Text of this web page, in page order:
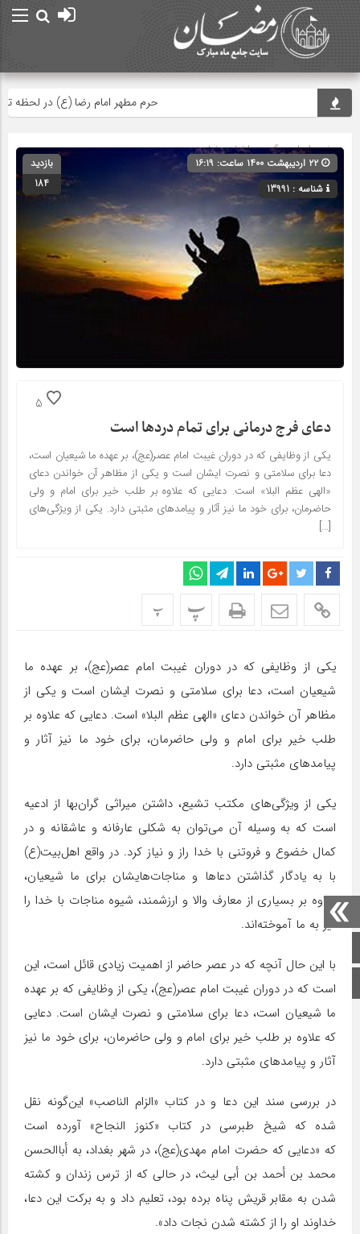
اینستاگرام
حرم مطهر امام رضا (ع) در لحظه
صفحه اصلی» گروه »اخبار رمضان
شناسه : 13991
بازدید
184
5
دعای فرج درمانی برای تمام دردها است
یکی از وظایفی که در دوران غیبت امام عصر(عج)، بر عهده ما شیعیان است،
دعا برای سلامتی و نصرت ایشان است و یکی از مظاهر آن خواندن دعای
«الهی عظم البلا» است. دعایی که علاوه بر طلب خیر برای امام و ولی
حاضرمان، برای خود ما نیز آثار و پیامدهای مثبتی دارد. یکی از ویژگی‌های
[…]
پ پ
یکی از وظایفی که در دوران غیبت امام عصر(عج)، بر عهده ما
شیعیان است، دعا برای سلامتی و نصرت ایشان است و یکی از
مظاهر آن خواندن دعای «الهی عظم البلا» است. دعایی که علاوه بر
طلب خیر برای امام و ولی حاضرمان، برای خود ما نیز آثار و
پیامدهای مثبتی دارد.
یکی از ویژگی‌های مکتب تشیع، داشتن میراثی گران‌بها از ادعیه
است که به وسیله آن می‌توان به شکلی عارفانه و عاشقانه و در
کمال خضوع و فروتنی با خدا راز و نیاز کرد. در واقع اهل‌بیت(ع)
با به یادگار گذاشتن دعاها و مناجات‌هایشان برای ما شیعیان،
علاوه بر بسیاری از معارف والا و ارزشمند، شیوه مناجات با خدا را
نیز به ما آموخته‌اند.
با این حال آنچه که در عصر حاضر از اهمیت زیادی قائل است، این
است که در دوران غیبت امام عصر(عج)، یکی از وظایفی که بر عهده
ما شیعیان است، دعا برای سلامتی و نصرت ایشان است. دعایی
که علاوه بر طلب خیر برای امام و ولی حاضرمان، برای خود ما نیز
آثار و پیامدهای مثبتی دارد.
در بررسی سند این دعا و در کتاب «الزام الناصب» این‌گونه نقل
شده که شیخ طبرسی در کتاب «کنوز النجاح» آورده است
که «دعایی که حضرت امام مهدی(عج)، در شهر بغداد، به أباالحسن
محمد بن أحمد بن أبی لیث، در حالی که از ترس زندان و کشته
شدن به مقابر قریش پناه برده بود، تعلیم داد و به برکت این دعا،
خداوند او را از کشته شدن نجات داد».